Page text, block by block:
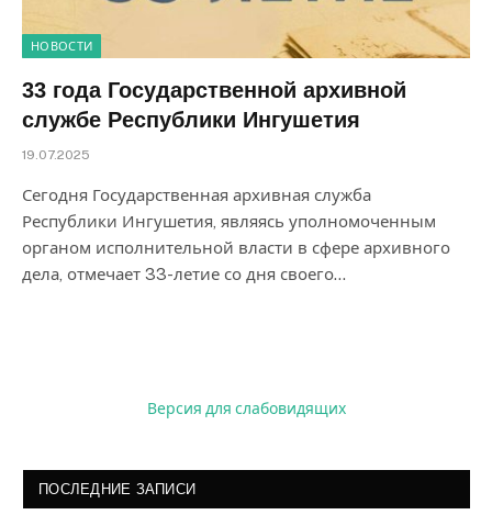
НОВОСТИ
33 года Государственной архивной
службе Республики Ингушетия
19.07.2025
Сегодня Государственная архивная служба
Республики Ингушетия, являясь уполномоченным
органом исполнительной власти в сфере архивного
дела, отмечает 33-летие со дня своего…
Версия для слабовидящих
ПОСЛЕДНИЕ ЗАПИСИ